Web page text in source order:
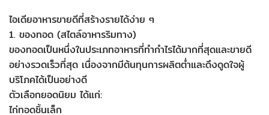
ไอเดียอาหารขายดีที่สร้างรายได้ง่าย ๆ
1. ของทอด (สไตล์อาหารริมทาง)
ของทอดเป็นหนึ่งในประเภทอาหารที่ทำกำไรได้มากที่สุดและขายดี
อย่างรวดเร็วที่สุด เนื่องจากมีต้นทุนการผลิตต่ำและดึงดูดใจผู้
บริโภคได้เป็นอย่างดี
ตัวเลือกยอดนิยม ได้แก่:
ไก่ทอดชิ้นเล็ก